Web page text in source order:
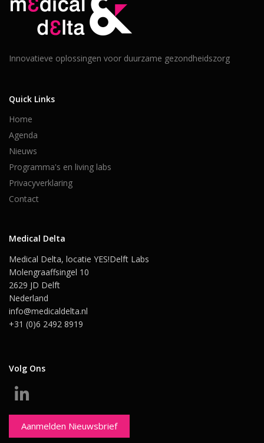
Innovatieve oplossingen voor duurzame gezondheidszorg
Quick Links
Home
Agenda
Nieuws
Programma's en living labs
Privacyverklaring
Contact
Medical Delta
Medical Delta, locatie YES!Delft Labs
Molengraaffsingel 10
2629 JD Delft
Nederland
info@medicaldelta.nl
+31 (0)6 2492 8919
Volg Ons
Aanmelden Nieuwsbrief